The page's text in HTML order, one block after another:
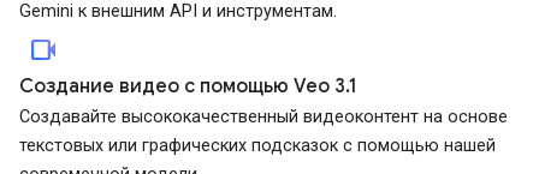
Gemini к внешним API и инструментам.
videocam
Создание видео с помощью Veo 3.1
Создавайте высококачественный видеоконтент на основе
текстовых или графических подсказок с помощью нашей